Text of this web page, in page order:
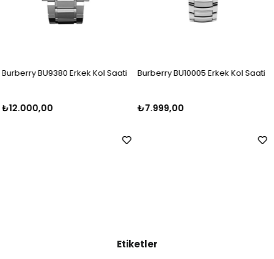
Saati Burberry BU10005 Erkek Kol Saati
₺7.999,00
Burberry BU10012
₺7.100,00
Etiketler